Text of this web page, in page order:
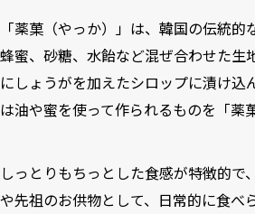
「薬菓（やっか）」は、韓国の伝統的
蜂蜜、砂糖、水飴など混ぜ合わせた生
にしょうがを加えたシロップに漬け込
は油や蜜を使って作られるものを「薬
しっとりもちっとした食感が特徴的で
や先祖のお供物として、日常的に食べ